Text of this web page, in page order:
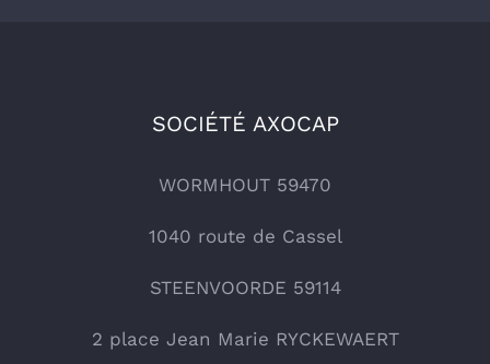
SOCIÉTÉ AXOCAP
WORMHOUT 59470
1040 route de Cassel
STEENVOORDE 59114
2 place Jean Marie RYCKEWAERT